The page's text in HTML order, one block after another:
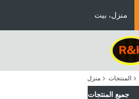
منزل، بيت
منزل المنتجات
جميع المنتجات